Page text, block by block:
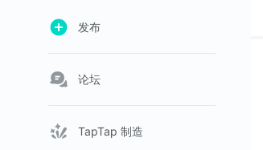
发布
论坛
TapTap 制造